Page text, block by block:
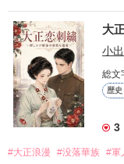
大
小
総文
歴
3
#大正浪漫 #没落華族 #軍